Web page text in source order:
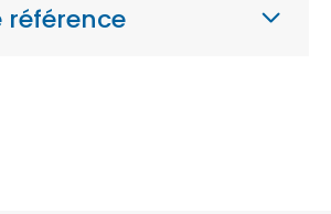
référence